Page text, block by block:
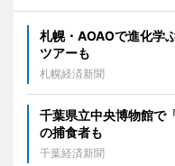
札幌・AOAOで進化学
ツアーも
札幌経済新聞
千葉県立中央博物館で
の捕食者も
千葉経済新聞